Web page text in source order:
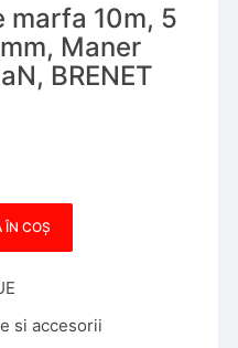
marfa 10m, 5
Maner
BRENET
ÎN COȘ
si accesorii